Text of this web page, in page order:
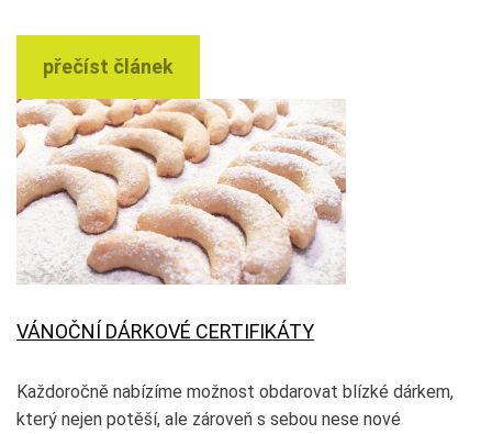
přečíst článek
VÁNOČNÍ DÁRKOVÉ CERTIFIKÁTY
Každoročně nabízíme možnost obdarovat blízké dárkem,
který nejen potěší, ale zároveň s sebou nese nové